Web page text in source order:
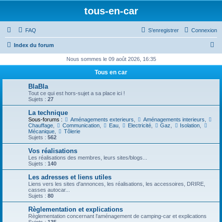
tous-en-car
FAQ Connexion
S’enregistrer
Index du forum
h
r
Nous sommes le 09 août 2026, 16:35
Tous en car
BlaBla
Tout ce qui est hors-sujet a sa place ici !
Sujets : 27
La technique
Sous-forums : Aménagements exterieurs Aménagements interieurs
Chauffage
Communication, Eau, Electricité, Gaz Isolation
Mécanique
Tôlerie
Sujets : 562
Vos réalisations
Les réalisations des membres, leurs sites/blogs...
Sujets : 140
Les adresses et liens utiles
Liens vers les sites d'annonces, les réalisations, les accessoires, DRIRE,
casses autocar...
Sujets : 80
Règlementation et explications
Règlementation concernant l'aménagement de camping-car et explications